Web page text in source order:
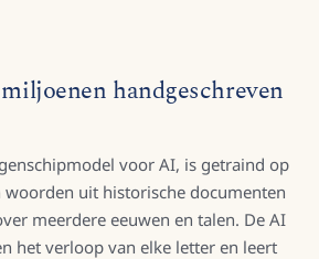
handgeschreven
voor AI, is getraind op
uit historische documenten
meerdere eeuwen en talen. De AI
het verloop van elke letter en leert